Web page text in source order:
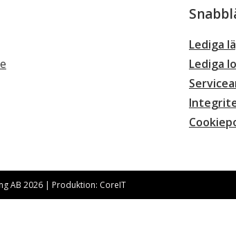
Lediga
Lediga
AB 2026 | Produktion: CoreIT